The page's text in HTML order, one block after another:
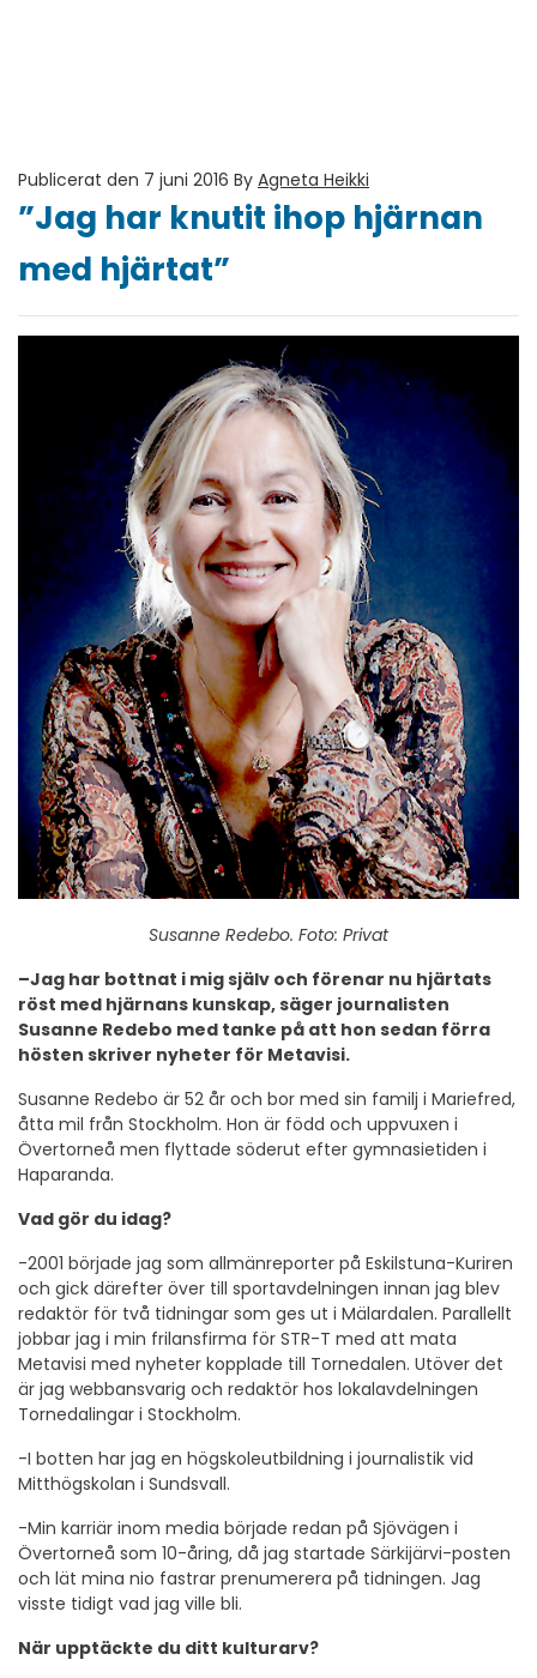
Publicerat den 7 juni 2016 By Agneta Heikki
”Jag har knutit ihop hjärnan
med hjärtat”
Susanne Redebo. Foto: Privat
–Jag har bottnat i mig själv och förenar nu hjärtats
röst med hjärnans kunskap, säger journalisten
Susanne Redebo med tanke på att hon sedan förra
hösten skriver nyheter för Metavisi.
Susanne Redebo är 52 år och bor med sin familj i Mariefred,
åtta mil från Stockholm. Hon är född och uppvuxen i
Övertorneå men flyttade söderut efter gymnasietiden i
Haparanda.
Vad gör du idag?
-2001 började jag som allmänreporter på Eskilstuna-Kuriren
och gick därefter över till sportavdelningen innan jag blev
redaktör för två tidningar som ges ut i Mälardalen. Parallellt
jobbar jag i min frilansfirma för STR-T med att mata
Metavisi med nyheter kopplade till Tornedalen. Utöver det
är jag webbansvarig och redaktör hos lokalavdelningen
Tornedalingar i Stockholm.
-I botten har jag en högskoleutbildning i journalistik vid
Mitthögskolan i Sundsvall.
-Min karriär inom media började redan på Sjövägen i
Övertorneå som 10-åring, då jag startade Särkijärvi-posten
och lät mina nio fastrar prenumerera på tidningen. Jag
visste tidigt vad jag ville bli.
När upptäckte du ditt kulturarv?